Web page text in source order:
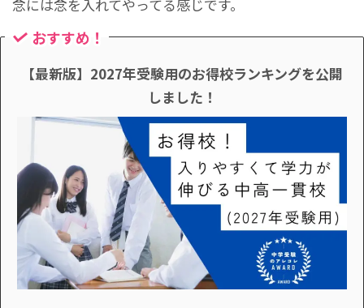
念には念を入れてやってる感じです。
おすすめ！
【最新版】2027年受験用のお得校ランキングを公開
しました！